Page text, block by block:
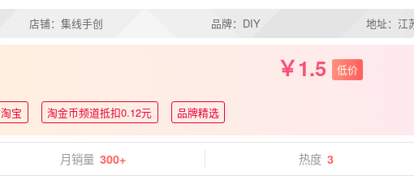
店铺：集线手创 品牌：DIY 地址：江
1.5 低价
淘宝 淘金币频道抵扣0.12元 品牌精选
月销量 300+ 热度 3